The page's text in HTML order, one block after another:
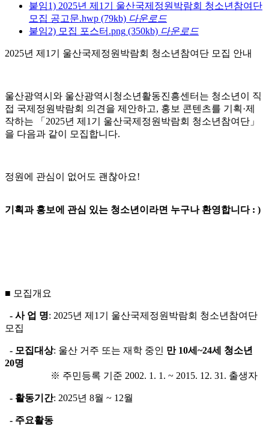
붙임1) 2025년 제1기 울산국제정원박람회 청소년참여단
모집 공고문.hwp (79kb) 다운로드
붙임2) 모집 포스터.png (350kb) 다운로드
2025년 제1기 울산국제정원박람회 청소년참여단 모집 안내
울산광역시와 울산광역시청소년활동진흥센터는 청소년이 직
접 국제정원박람회 의견을 제안하고, 홍보 콘텐츠를 기획·제
작하는 「2025년 제1기 울산국제정원박람회 청소년참여단」
을 다음과 같이 모집합니다.
정원에 관심이 없어도 괜찮아요!
기획과 홍보에 관심 있는 청소년이라면 누구나 환영합니다 : )
■ 모집개요
- 사 업 명: 2025년 제1기 울산국제정원박람회 청소년참여단
모집
- 모집대상: 울산 거주 또는 재학 중인 만 10세~24세 청소년
20명
※ 주민등록 기준 2002. 1. 1. ~ 2015. 12. 31. 출생자
- 활동기간: 2025년 8월 ~ 12월
- 주요활동